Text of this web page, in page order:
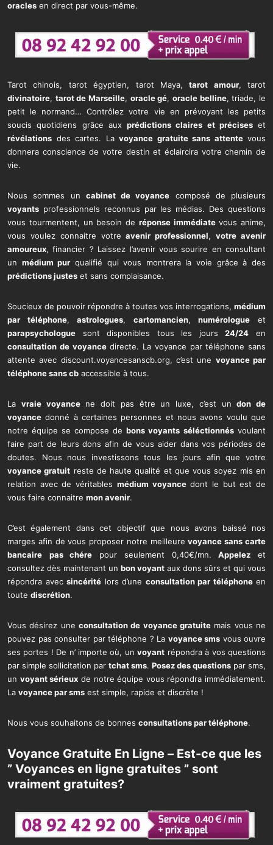
oracles en direct par vous-même.
Tarot chinois, tarot égyptien, tarot Maya,tarot amour, tarot
divinatoire, tarot de Marseille, oracle gé,oracle belline, triade, le
petit le normand… Contrôlez votre vie en prévoyant les petits
soucis quotidiens grâce aux prédictions claires et préciseset
révélations des cartes. La voyance gratuite sans attentevous
donnera conscience de votre destin et éclaircira votre chemin de
vie.
Nous sommes un cabinet de voyance composé de plusieurs
voyants professionnels reconnus par les médias. Des questions
vous tourmentent, un besoin de réponse immédiatevous anime,
vous voulez connaitre votreavenir professionnel,votre avenir
amoureux, financier ? Laissez l’avenir vous sourire en consultant
un médium pur qualifié qui vous montrera la voie grâce à des
prédictions justes et sans complaisance.
Soucieux de pouvoir répondre à toutes vos interrogations, médium
par téléphone,astrologues, cartomancien,numérologue et
parapsychologue sont disponibles tous les jours24/24 en
consultation de voyancedirecte. La voyance par téléphone sans
attente avec discount.voyancesanscb.org, c’est une voyance par
téléphone sans cb accessible à tous.
La vraie voyancene doit pas être un luxe, c’est undon de
voyance donné à certaines personnes et nous avons voulu que
notre équipe se compose de bons voyants séléctionnés voulant
faire part de leurs dons afin de vous aider dans vos périodes de
doutes. Nous nous investissons tous les jours afin que votre
voyance gratuit reste de haute qualité et que vous soyez mis en
relation avec de véritables médium voyancedont le but est de
vous faire connaitre mon avenir.
C’est également dans cet objectif que nous avons baissé nos
marges afin de vous proposer notre meilleurevoyance sans carte
bancaire
pas chére pour seulement 0,40€/mn.Appelez et
consultez dès maintenant un bon voyant aux dons sûrs et qui vous
répondra avec sincérité lors d’une consultation par téléphoneen
toute discrétion.
Vous désirez une consultation de voyance gratuite mais vous ne
pouvez pas consulter par téléphone ? La voyance sms vous ouvre
ses portes ! De n’ importe où, unvoyant répondra à vos questions
par simple sollicitation par tchat sms. Posez des questions par sms,
un voyant sérieux de notre équipe vous répondra immédiatement.
La voyance par sms est simple, rapide et discrète !
Nous vous souhaitons de bonnes consultations par téléphone.
Voyance Gratuite En Ligne – Est-ce que les
” Voyances en ligne gratuites ” sont
vraiment gratuites?